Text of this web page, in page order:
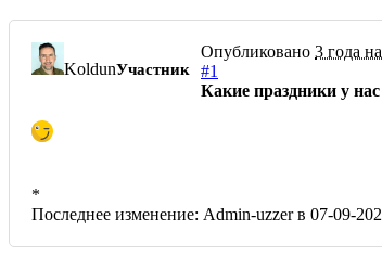
KoldunУчастник
Опубликовано 3 года
#1
Какие праздники у
*
Последнее изменение: Admin-uzzer в 07-09-